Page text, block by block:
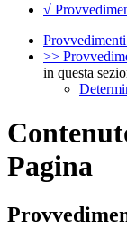
√
>>
in questa
Pagina